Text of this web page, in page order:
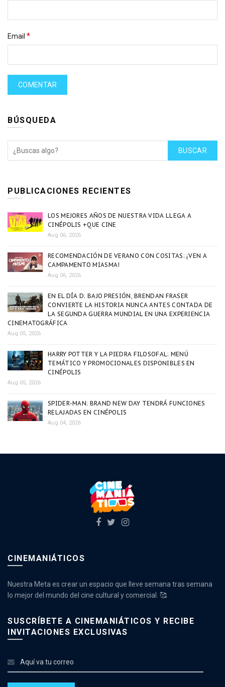
Email *
BÚSQUEDA
BUSCAR
PUBLICACIONES RECIENTES
LOS MEJORES AÑOS DE NUESTRA VIDA LLEGA A
CINÉPOLIS +QUE CINE
Aug 06, 2026
RECOMENDACIÓN DE VERANO CON COSITAS: ¡VEN A
CAMPAMENTO MIASMA!
Aug 06, 2026
EN EL DÍA D: BAJO PRESIÓN, BRENDAN FRASER
CONVIERTE LA HISTORIA NUNCA ANTES CONTADA DE
LA SEGUNDA GUERRA MUNDIAL EN UNA EXPERIENCIA
CINEMATOGRÁFICA
Aug 05, 2026
HARRY POTTER Y LA PIEDRA FILOSOFAL: MENÚ
TEMÁTICO Y PROMOCIONALES DISPONIBLES EN
CINÉPOLIS
Aug 05, 2026
SPIDER-MAN: BRAND NEW DAY TENDRÁ FUNCIONES
RELAJADAS EN CINÉPOLIS
Aug 04, 2026
CINEMANIÁTICOS
Nuestra Meta es crear un espacio que lleve semana tras semana
lo mejor del mundo del cine cultural y comercial. 🥰
SUSCRÍBETE A CINEMANIÁTICOS Y RECIBE
INVITACIONES EXCLUSIVAS